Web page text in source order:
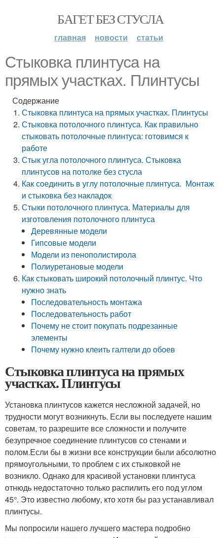
БАГЕТ БЕЗ СТУСЛА
главная новости статьи
Стыковка плинтуса на
прямых участках. Плинтусы
Содержание
Стыковка плинтуса на прямых участках. Плинтусы
Стыковка потолочного плинтуса. Как правильно
стыковать потолочные плинтуса: готовимся к
работе
Стык угла потолочного плинтуса. Стыковка
плинтусов на потолке без стусла
Как соединить в углу потолочные плинтуса. Монтаж
и стыковка без накладок
Стыки потолочного плинтуса. Материалы для
изготовления потолочного плинтуса
Деревянные модели
Гипсовые модели
Модели из пенополистирола
Полиуретановые модели
Как стыковать широкий потолочный плинтус. Что
нужно знать
Последовательность монтажа
Последовательность работ
Почему не стоит покупать подрезанные
элементы
Почему нужно клеить галтели до обоев
Стыковка плинтуса на прямых
участках. Плинтусы
Установка плинтусов кажется несложной задачей, но
трудности могут возникнуть. Если вы последуете нашим
советам, то разрешите все сложности и получите
безупречное соединение плинтусов со стенами и
полом.Если бы в жизни все конструкции были абсолютно
прямоугольными, то проблем с их стыковкой не
возникло. Однако для красивой установки плинтуса
отнюдь недостаточно только распилить его под углом
45°. Это известно любому, кто хотя бы раз устанавливал
плинтусы.
Мы попросили нашего лучшего мастера подробно